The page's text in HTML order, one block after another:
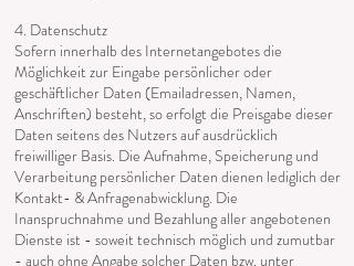
4. Datenschutz
Sofern innerhalb des Internetangebotes die
Möglichkeit zur Eingabe persönlicher oder
geschäftlicher Daten (Emailadressen, Namen,
Anschriften) besteht, so erfolgt die Preisgabe dieser
Daten seitens des Nutzers auf ausdrücklich
freiwilliger Basis. Die Aufnahme, Speicherung und
Verarbeitung persönlicher Daten dienen lediglich der
Kontakt- & Anfragenabwicklung. Die
Inanspruchnahme und Bezahlung aller angebotenen
Dienste ist - soweit technisch möglich und zumutbar
- auch ohne Angabe solcher Daten bzw. unter